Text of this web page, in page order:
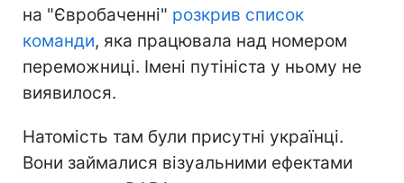
на "Євробаченні" розкрив список
команди, яка працювала над номером
переможниці. Імені путініста у ньому не
виявилося.
Натомість там були присутні українці.
Вони займалися візуальними ефектами